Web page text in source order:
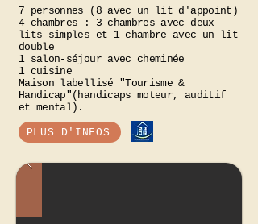
7 personnes (8 avec un lit d'appoint)
4 chambres : 3 chambres avec deux
lits simples et 1 chambre avec un lit
double
1 salon-séjour avec cheminée
1 cuisine
Maison labellisé "Tourisme &
Handicap"(handicaps moteur, auditif
et mental).
PLUS D'INFOS